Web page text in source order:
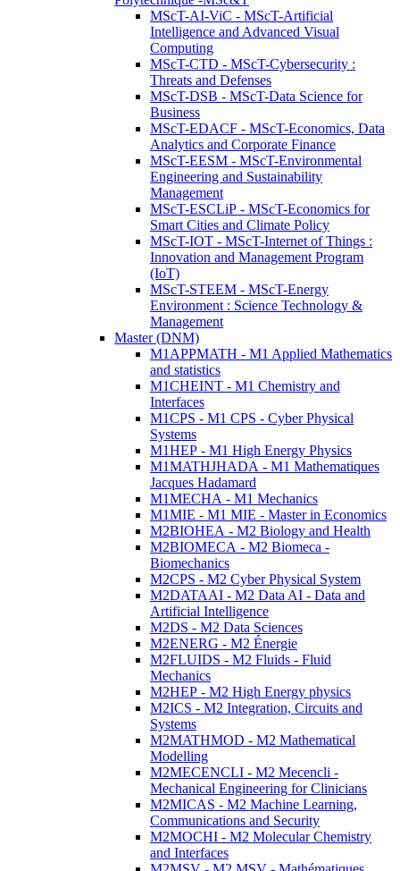
MScT-AI-ViC - MScT-Artificial
Intelligence and Advanced Visual
Computing
MScT-CTD - MScT-Cybersecurity :
Threats and Defenses
MScT-DSB - MScT-Data Science for
Business
MScT-EDACF - MScT-Economics, Data
Analytics and Corporate Finance
MScT-EESM - MScT-Environmental
Engineering and Sustainability
Management
MScT-ESCLiP - MScT-Economics for
Smart Cities and Climate Policy
MScT-IOT - MScT-Internet of Things :
Innovation and Management Program
(IoT)
MScT-STEEM - MScT-Energy
Environment : Science Technology &
Management
Master (DNM)
M1APPMATH - M1 Applied Mathematics
and statistics
M1CHEINT - M1 Chemistry and
Interfaces
M1CPS - M1 CPS - Cyber Physical
Systems
M1HEP - M1 High Energy Physics
M1MATHJHADA - M1 Mathematiques
Jacques Hadamard
M1MECHA - M1 Mechanics
M1MIE - M1 MIE - Master in Economics
M2BIOHEA - M2 Biology and Health
M2BIOMECA - M2 Biomeca -
Biomechanics
M2CPS - M2 Cyber Physical System
M2DATAAI - M2 Data AI - Data and
Artificial Intelligence
M2DS - M2 Data Sciences
M2ENERG - M2 Énergie
M2FLUIDS - M2 Fluids - Fluid
Mechanics
M2HEP - M2 High Energy physics
M2ICS - M2 Integration, Circuits and
Systems
M2MATHMOD - M2 Mathematical
Modelling
M2MECENCLI - M2 Mecencli -
Mechanical Engineering for Clinicians
M2MICAS - M2 Machine Learning,
Communications and Security
M2MOCHI - M2 Molecular Chemistry
and Interfaces